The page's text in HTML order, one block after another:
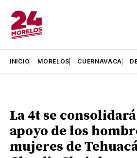
INICIO MORELOS CUERNAVACA
La 4t se
apoyo de los
mujeres de